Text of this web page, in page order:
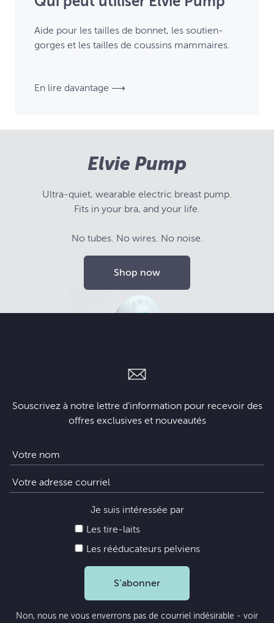
Aide pour les tailles de bonnet, les soutien-
gorges et les tailles de coussins mammaires.
En lire davantage ⟶
Elvie Pump
Ultra-quiet, wearable electric breast pump.
Fits in your bra, and your life.
No tubes. No wires. No noise.
Shop now
Souscrivez à notre lettre d’information pour recevoir des
offres exclusives et nouveautés
Je suis intéressée par
Les tire-laits
Les rééducateurs pelviens
S’abonner
Non, nous ne vous enverrons pas de courriel indésirable - voir